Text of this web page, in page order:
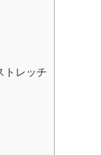
トレッチ